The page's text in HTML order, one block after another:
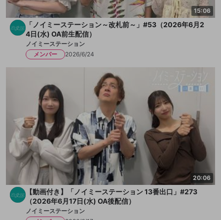
15:06
「ノイミーステーション～改札前～」#53（2026年6月2
4日(水) OA前生配信）
ノイミーステーション
メンバー
2026/6/24
20:06
【動画付き】「ノイミーステーション 13番出口」#273
（2026年6月17日(水) OA後配信）
ノイミーステーション